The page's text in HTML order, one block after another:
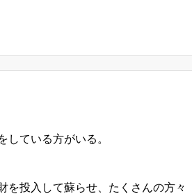
している方がいる。
を投入して蘇らせ、たくさんの方々